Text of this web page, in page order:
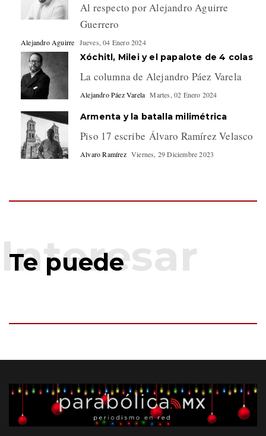
Al respecto por Alejandro Aguirre
Guerrero
Alejandro Aguirre Jueves, 04 Enero 2024
Xóchitl, Milei y el papalote de 4 colas
La columna de Alejandro Páez Varela
Alejandro Páez Varela Martes, 02 Enero 2024
Armenta y la batalla milimétrica
Piso 17 escribe Álvaro Ramírez Velasco
Alvaro Ramírez Viernes, 29 Diciembre 2023
Te puede